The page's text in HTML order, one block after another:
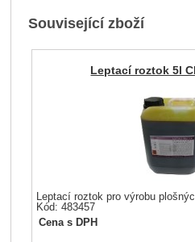
Související zboží
Leptací roztok 5l
Leptací roztok pro výrobu
Kód: 483457
Cena s DPH